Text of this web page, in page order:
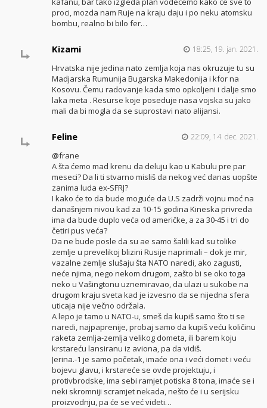
proci, mozda nam Ruje na kraju daju i po neku atomsku
bombu, realno bi bilo fer…
Kizami 18:25, 19. jan. 2021.
Hrvatska nije jedina nato zemlja koja nas okruzuje tu su
Madjarska Rumunija Bugarska Makedonija i kfor na
Kosovu. Čemu radovanje kada smo opkoljeni i dalje smo
laka meta . Resurse koje poseduje nasa vojska su jako
mali da bi mogla da se suprostavi nato alijansi.
Feline 22:09, 14. dec. 2021.
@frane
A šta ćemo mad krenu da deluju kao u Kabulu pre par
meseci? Da li ti stvarno misliš da nekog već danas uopšte
zanima luda ex-SFRJ?
I kako će to da bude moguće da U.S zadrži vojnu moć na
današnjem nivou kad za 10-15 godina Kineska privreda
ima da bude duplo veća od američke, a za 30-45 i tri do
četiri pus veća?
Da ne bude posle da su ae samo šalili kad su tolike
zemlje u prevelikoj blizini Rusije naprimali – dok je mir,
vazalne zemlje slušaju šta NATO naredi, ako zagusti,
neće njima, nego nekom drugom, zašto bi se oko toga
neko u Vašingtonu uznemiravao, da ulazi u sukobe na
drugom kraju sveta kad je izvesno da se nijedna sfera
uticaja nije večno održala.
A lepo je tamo u NATO-u, smeš da kupiš samo što ti se
naredi, najpaprenije, probaj samo da kupiš veću količinu
raketa zemlja-zemlja velikog dometa, ili barem koju
krstareću lansiranu iz aviona, pa da vidiš.
Jerina.-1 je samo početak, imaće ona i veći domet i veću
bojevu glavu, i krstareće se ovde projektuju, i
protivbrodske, ima sebi ramjet potiska 8 tona, imaće se i
neki skromniji scramjet nekada, nešto će i u serijsku
proizvodnju, pa će se već videti…